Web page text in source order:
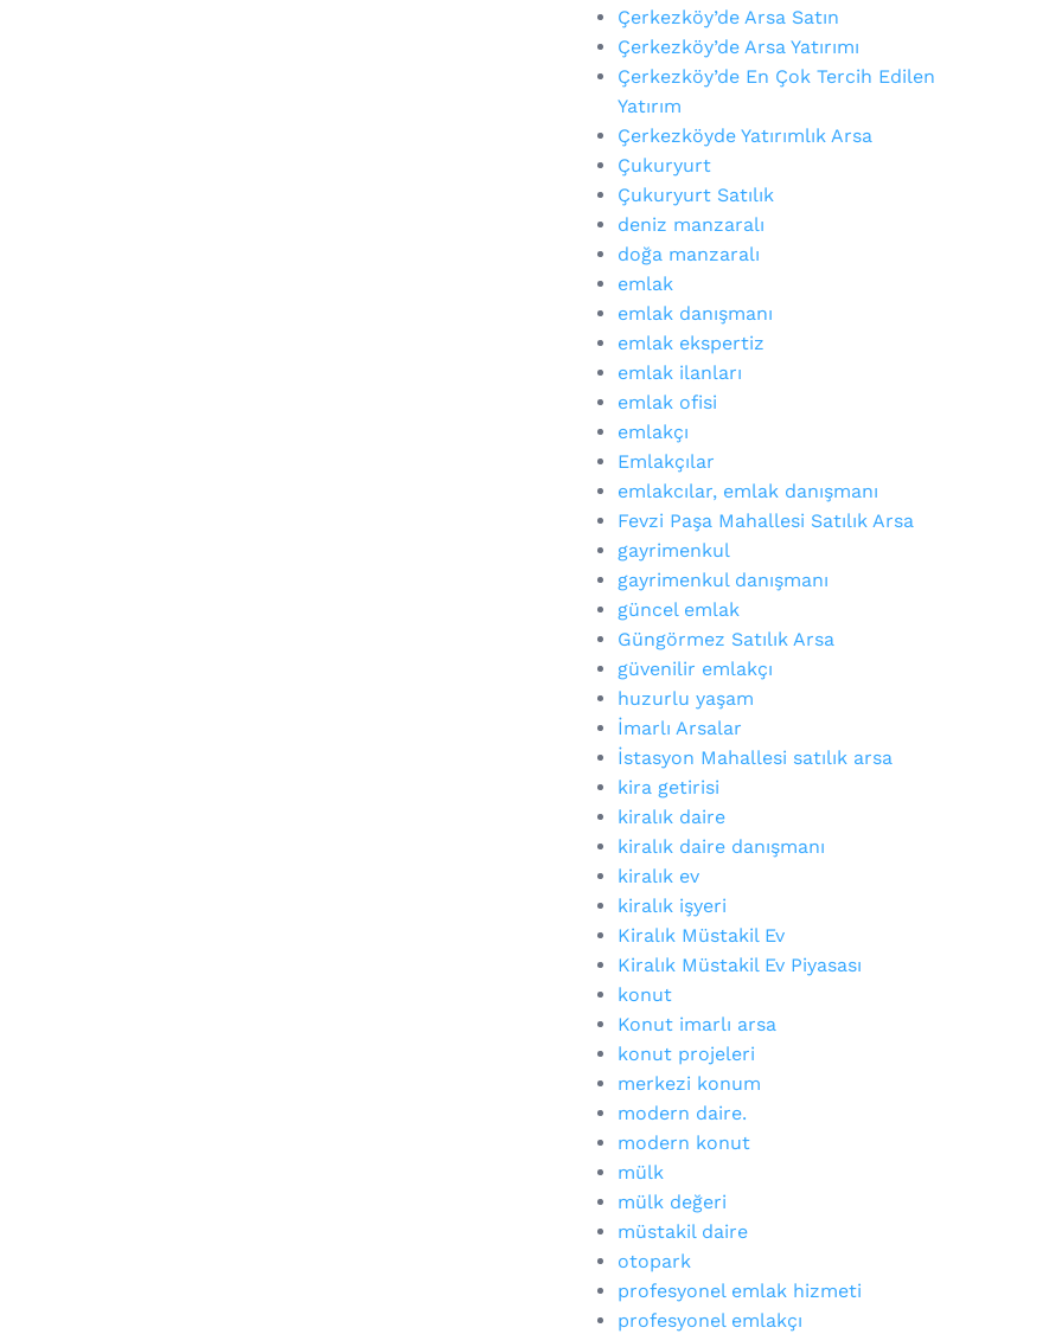
Çerkezköy’de Arsa Satın
Çerkezköy’de Arsa Yatırımı
Çerkezköy’de En Çok Tercih Edilen
Yatırım
Çerkezköyde Yatırımlık Arsa
Çukuryurt
Çukuryurt Satılık
deniz manzaralı
doğa manzaralı
emlak
emlak danışmanı
emlak ekspertiz
emlak ilanları
emlak ofisi
emlakçı
Emlakçılar
emlakcılar, emlak danışmanı
Fevzi Paşa Mahallesi Satılık Arsa
gayrimenkul
gayrimenkul danışmanı
güncel emlak
Güngörmez Satılık Arsa
güvenilir emlakçı
huzurlu yaşam
İmarlı Arsalar
İstasyon Mahallesi satılık arsa
kira getirisi
kiralık daire
kiralık daire danışmanı
kiralık ev
kiralık işyeri
Kiralık Müstakil Ev
Kiralık Müstakil Ev Piyasası
konut
Konut imarlı arsa
konut projeleri
merkezi konum
modern daire.
modern konut
mülk
mülk değeri
müstakil daire
otopark
profesyonel emlak hizmeti
profesyonel emlakçı